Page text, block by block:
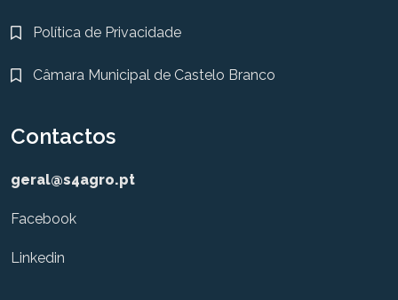
Política de Privacidade
Câmara Municipal de Castelo Branco
Contactos
geral@s4agro.pt
Facebook
Linkedin